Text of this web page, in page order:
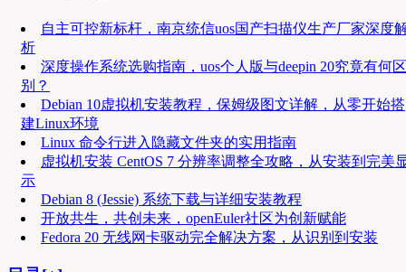
自主可控新标杆，南京统信uos国产扫描仪生产厂家深度
析
深度操作系统选购指南，uos个人版与deepin 20究竟有何区
别？
Debian 10虚拟机安装教程，保姆级图文详解，从零开始搭
建Linux环境
Linux 命令行进入隐藏文件夹的实用指南
虚拟机安装 CentOS 7 分辨率调整全攻略，从安装到完美
示
Debian 8 (Jessie) 系统下载与详细安装教程
开放共生，共创未来，openEuler社区为创新赋能
Fedora 20 无线网卡驱动完全解决方案，从识别到安装